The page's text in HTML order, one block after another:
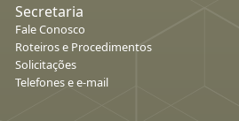
Secretaria
Fale Conosco
Roteiros e Procedimentos
Solicitações
Telefones e e-mail